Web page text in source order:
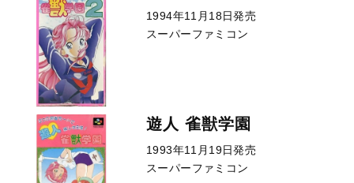
1994年11月18日発売
スーパーファミコン
遊人 雀獣学園
1993年11月19日発売
スーパーファミコン